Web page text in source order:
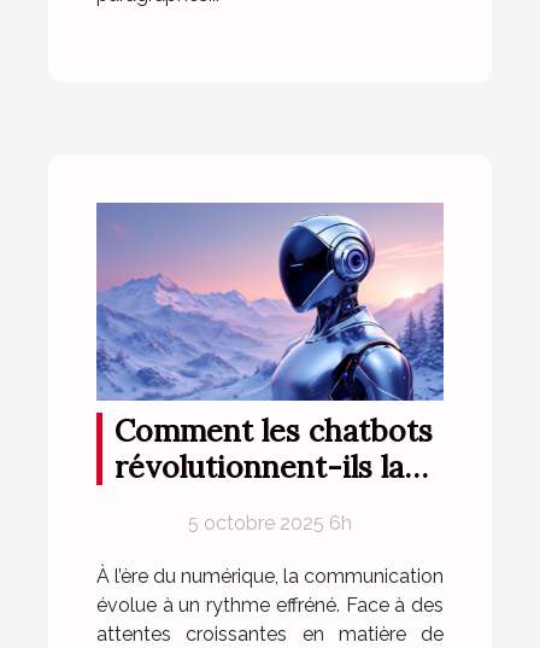
Comment les chatbots
révolutionnent-ils la
numérique ?
5 octobre 2025 6h
À l’ère du numérique, la communication
évolue à un rythme effréné. Face à des
attentes croissantes en matière de